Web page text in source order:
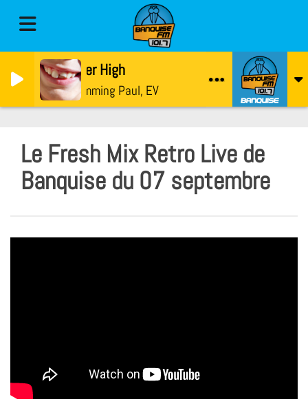
Super High
Swimming Paul, EV
Le Fresh Mix Retro Live de
Banquise du 07 septembre